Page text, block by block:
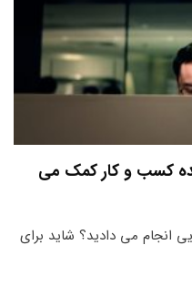
کسب و کار کمک می
انجام می دادید؟ شاید برای